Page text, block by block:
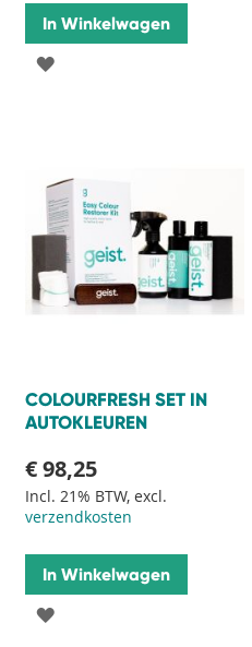
In Winkelwagen
VOEG
VERLANGLIJST
COLOURFRESH SET IN
AUTOKLEUREN
€ 98,25
Incl. 21% BTW, excl.
verzendkosten
In Winkelwagen
VOEG